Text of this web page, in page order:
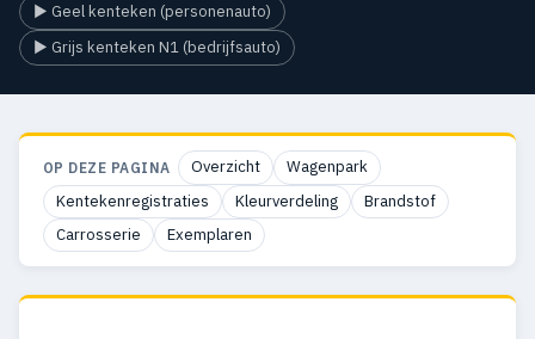
▶ Geel kenteken (personenauto)
▶ Grijs kenteken N1 (bedrijfsauto)
OP DEZE PAGINA Overzicht
Wagenpark
Kentekenregistraties
Kleurverdeling
Brandstof
Carrosserie
Exemplaren